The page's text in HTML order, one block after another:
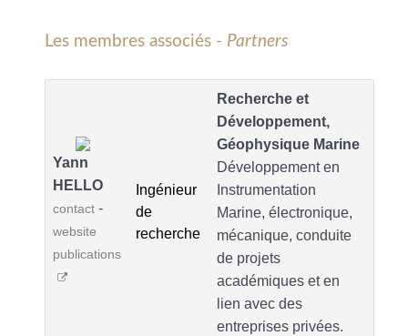
Les membres associés - Partners
Yann
HELLO
contact -
website
publications
Ingénieur
de
recherche
Recherche et
Développement,
Géophysique Marine
Développement en
Instrumentation
Marine, électronique,
mécanique, conduite
de projets
académiques et en
lien avec des
entreprises privées.